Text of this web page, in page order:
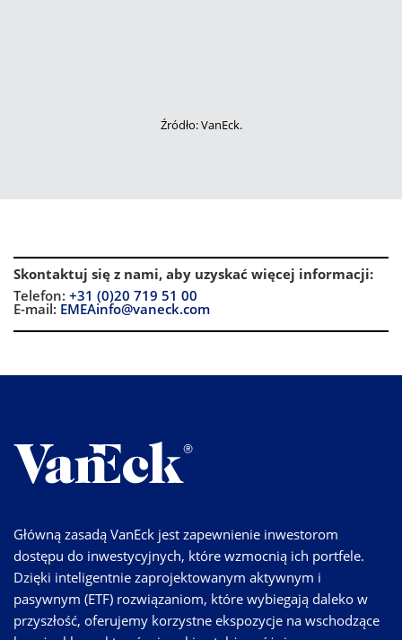
Źródło: VanEck.
Skontaktuj się z nami, aby uzyskać więcej informacji:
Telefon: +31 (0)20 719 51 00
E-mail: EMEAinfo@vaneck.com
Główną zasadą VanEck jest zapewnienie inwestorom
dostępu do inwestycyjnych, które wzmocnią ich portfele.
Dzięki inteligentnie zaprojektowanym aktywnym i
pasywnym (ETF) rozwiązaniom, które wybiegają daleko w
przyszłość, oferujemy korzystne ekspozycje na wschodzące